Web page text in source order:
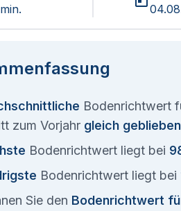
Bodenrichtwert
zum Vorjahr gleich geblieben
Bodenrichtwert liegt bei
Bodenrichtwert liegt bei
Sie den Bodenrichtwert